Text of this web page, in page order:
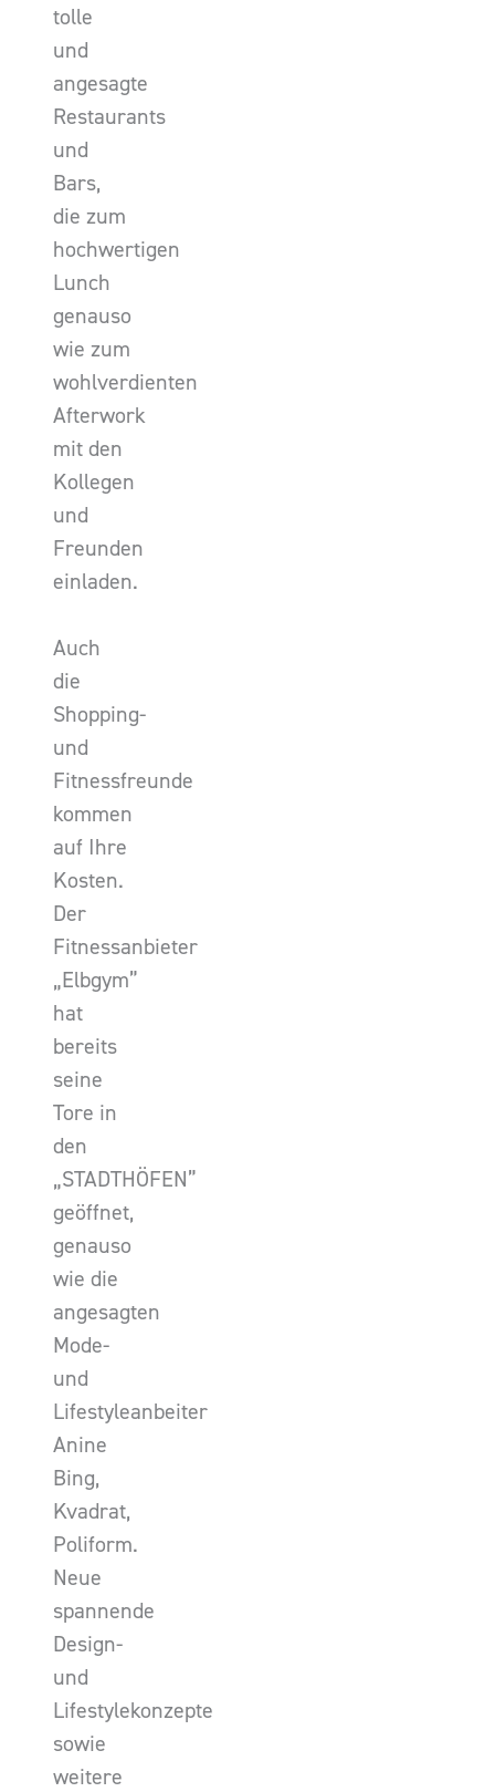
tolle
und
angesagte
Restaurants
und
Bars,
die zum
hochwertigen
Lunch
genauso
wie zum
wohlverdienten
Afterwork
mit den
Kollegen
und
Freunden
einladen.
Auch
die
Shopping-
und
Fitnessfreunde
kommen
auf Ihre
Kosten.
Der
Fitnessanbieter
„Elbgym”
hat
bereits
seine
Tore in
den
„STADTHÖFEN”
geöffnet,
genauso
wie die
angesagten
Mode-
und
Lifestyleanbeiter
Anine
Bing,
Kvadrat,
Poliform.
Neue
spannende
Design-
und
Lifestylekonzepte
sowie
weitere